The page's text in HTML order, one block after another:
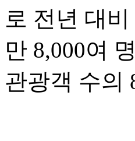
로 전년 대
만 8,000여
관광객 수의